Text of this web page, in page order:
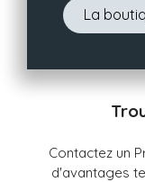
La
Contactez un
d'avantages